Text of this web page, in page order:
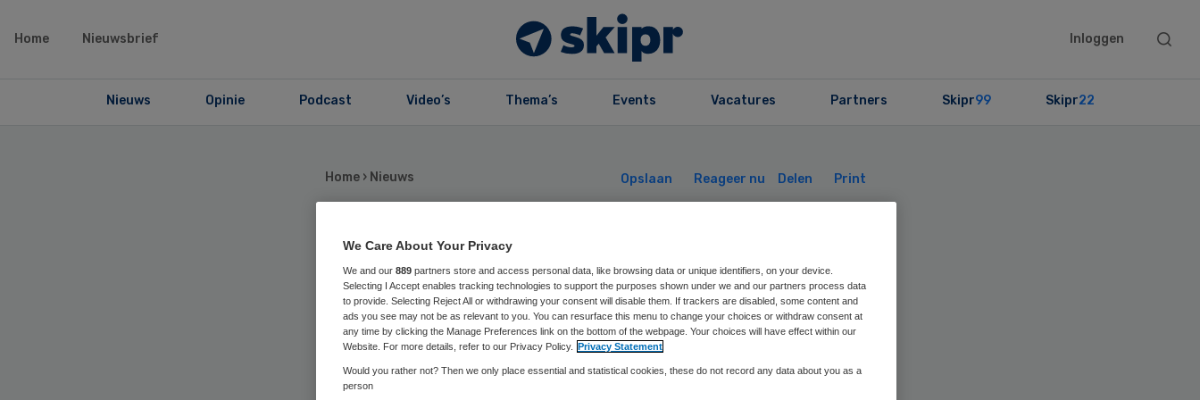
Home Nieuwsbrief Inloggen
Search
Nieuws Opinie Podcast Video’s Thema’s Events Vacatures Partners Skipr99 Skipr22
Home › Nieuws Opslaan Reageer nu Delen Print
Roderick Runne
voorzitter raad van
bestuur Primair
We Care About Your Privacy
We and our 889 partners store and access personal data, like browsing data or unique identifiers, on your device.
Selecting I Accept enables tracking technologies to support the purposes shown under we and our partners process data
to provide. Selecting Reject All or withdrawing your consent will disable them. If trackers are disabled, some content and
ads you see may not be as relevant to you. You can resurface this menu to change your choices or withdraw consent at
any time by clicking the Manage Preferences link on the bottom of the webpage. Your choices will have effect within our
Website. For more details, refer to our Privacy Policy. Privacy Statement
Would you rather not? Then we only place essential and statistical cookies, these do not record any data about you as a
person